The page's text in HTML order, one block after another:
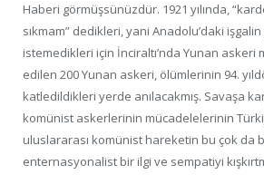
Haberi görmüşsünüzdür. 1921 yılında,
sıkmam” dedikleri, yani Anadolu’daki
istemedikleri için İnciraltı’nda Yunan askeri
edilen 200 Yunan askeri, ölümlerinin 94.
katledildikleri yerde anılacakmış. Savaşa
komünist askerlerinin mücadelelerinin
uluslararası komünist hareketin bu çok da
enternasyonalist bir ilgi ve sempatiyi